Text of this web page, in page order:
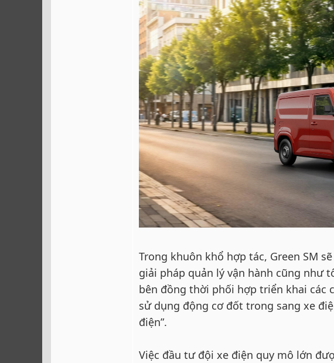
Trong khuôn khổ hợp tác, Green SM
giải pháp quản lý vận hành cũng như
bên đồng thời phối hợp triển khai
sử dụng động cơ đốt trong sang xe
điện”.
Việc đầu tư đội xe điện quy mô lớn